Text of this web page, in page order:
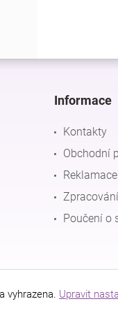
Informace
Kontakty
Obchodní
Poučení o
vyhrazena. Upravit